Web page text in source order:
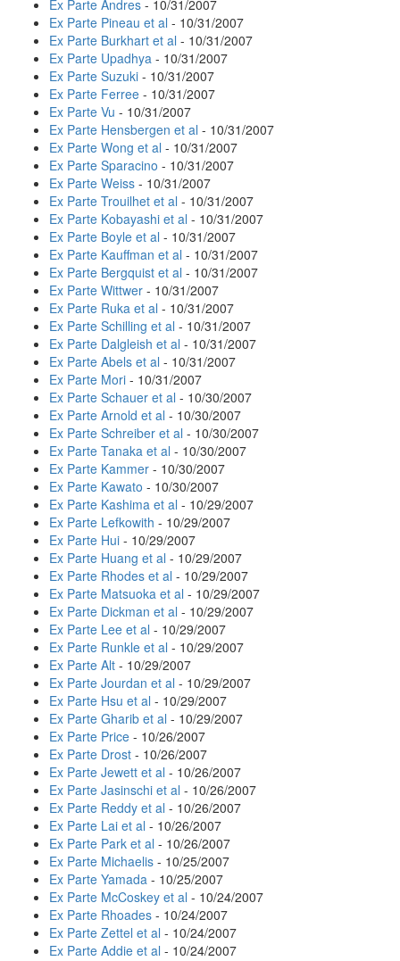
Ex Parte Andres - 10/31/2007
Ex Parte Pineau et al - 10/31/2007
Ex Parte Burkhart et al - 10/31/2007
Ex Parte Upadhya - 10/31/2007
Ex Parte Suzuki - 10/31/2007
Ex Parte Ferree - 10/31/2007
Ex Parte Vu - 10/31/2007
Ex Parte Hensbergen et al - 10/31/2007
Ex Parte Wong et al - 10/31/2007
Ex Parte Sparacino - 10/31/2007
Ex Parte Weiss - 10/31/2007
Ex Parte Trouilhet et al - 10/31/2007
Ex Parte Kobayashi et al - 10/31/2007
Ex Parte Boyle et al - 10/31/2007
Ex Parte Kauffman et al - 10/31/2007
Ex Parte Bergquist et al - 10/31/2007
Ex Parte Wittwer - 10/31/2007
Ex Parte Ruka et al - 10/31/2007
Ex Parte Schilling et al - 10/31/2007
Ex Parte Dalgleish et al - 10/31/2007
Ex Parte Abels et al - 10/31/2007
Ex Parte Mori - 10/31/2007
Ex Parte Schauer et al - 10/30/2007
Ex Parte Arnold et al - 10/30/2007
Ex Parte Schreiber et al - 10/30/2007
Ex Parte Tanaka et al - 10/30/2007
Ex Parte Kammer - 10/30/2007
Ex Parte Kawato - 10/30/2007
Ex Parte Kashima et al - 10/29/2007
Ex Parte Lefkowith - 10/29/2007
Ex Parte Hui - 10/29/2007
Ex Parte Huang et al - 10/29/2007
Ex Parte Rhodes et al - 10/29/2007
Ex Parte Matsuoka et al - 10/29/2007
Ex Parte Dickman et al - 10/29/2007
Ex Parte Lee et al - 10/29/2007
Ex Parte Runkle et al - 10/29/2007
Ex Parte Alt - 10/29/2007
Ex Parte Jourdan et al - 10/29/2007
Ex Parte Hsu et al - 10/29/2007
Ex Parte Gharib et al - 10/29/2007
Ex Parte Price - 10/26/2007
Ex Parte Drost - 10/26/2007
Ex Parte Jewett et al - 10/26/2007
Ex Parte Jasinschi et al - 10/26/2007
Ex Parte Reddy et al - 10/26/2007
Ex Parte Lai et al - 10/26/2007
Ex Parte Park et al - 10/26/2007
Ex Parte Michaelis - 10/25/2007
Ex Parte Yamada - 10/25/2007
Ex Parte McCoskey et al - 10/24/2007
Ex Parte Rhoades - 10/24/2007
Ex Parte Zettel et al - 10/24/2007
Ex Parte Addie et al - 10/24/2007